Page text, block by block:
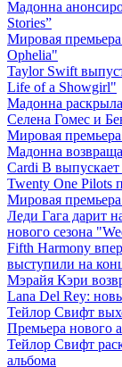
Мадонна
Stories”
Мировая
Ophelia"
Taylor Swift
Life of a Showgirl"
Мадонна
Селена Гомес и
Мировая
Мадонна
Cardi B
Twenty One Pilots
Мировая
Леди Гага дарит
нового сезона
Fifth Harmony
выступили на
Мэрайя Кэри
Lana Del Rey:
Тейлор Свифт
Премьера нового
Тейлор Свифт
альбома